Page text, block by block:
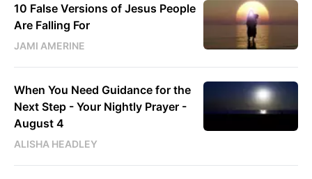
10 False Versions of Jesus People
Are Falling For
JAMI AMERINE
When You Need Guidance for the
Next Step - Your Nightly Prayer -
August 4
ALISHA HEADLEY